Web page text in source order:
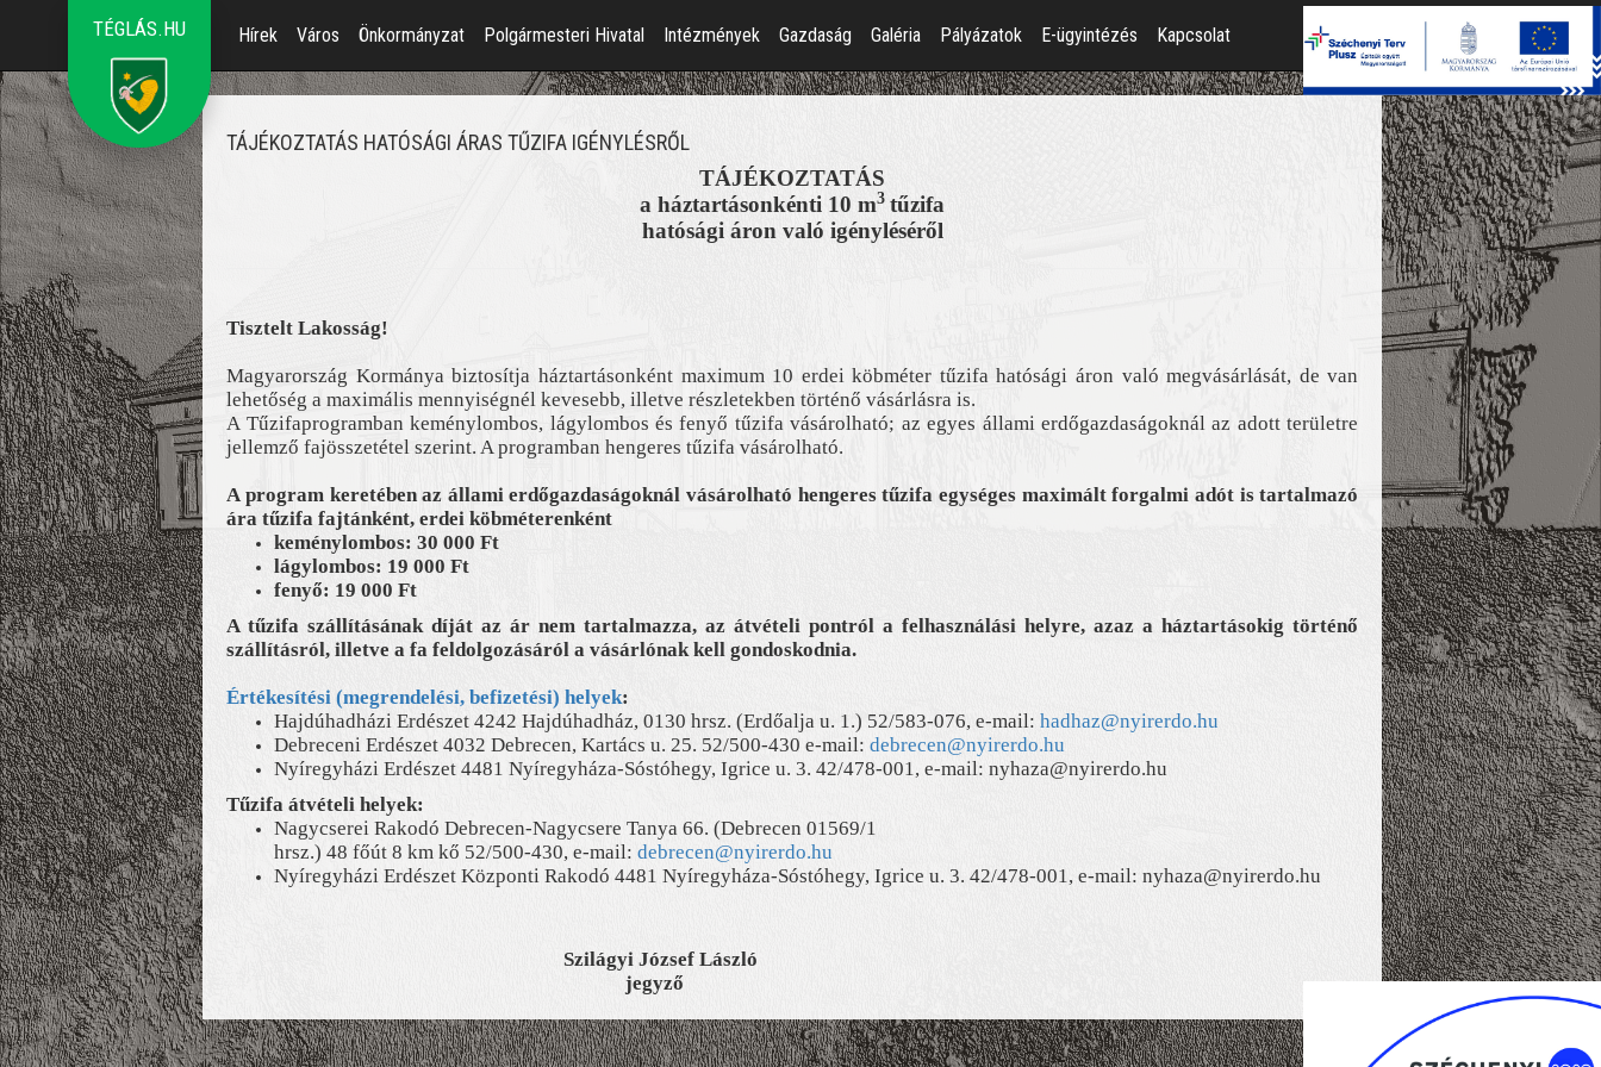
TÉGLÁS.HU Hírek Város Önkormányzat Polgármesteri Hivatal Intézmények Gazdaság Galéria Pályázatok E-ügyintézés Kapcsolat
TÁJÉKOZTATÁS HATÓSÁGI ÁRAS TŰZIFA IGÉNYLÉSRŐL
TÁJÉKOZTATÁS
a háztartásonkénti 10 m3tűzifa
hatósági áron való igényléséről
Tisztelt Lakosság!
Magyarország Kormánya biztosítja háztartásonként maximum 10 erdei köbméter tűzifa hatósági áron való megvásárlását, de van
lehetőség a maximális mennyiségnél kevesebb, illetve részletekben történő vásárlásra is.
A Tűzifaprogramban keménylombos, lágylombos és fenyő tűzifa vásárolható; az egyes állami erdőgazdaságoknál az adott területre
jellemző fajösszetétel szerint. A programban hengeres tűzifa vásárolható.
A program keretében az állami erdőgazdaságoknál vásárolható hengeres tűzifa egységes maximált forgalmi adót is tartalmazó
ára tűzifa fajtánként, erdei köbméterenként
keménylombos: 30 000 Ft
lágylombos: 19 000 Ft
fenyő: 19 000 Ft
A tűzifa szállításának díját az ár nem tartalmazza, az átvételi pontról a felhasználási helyre, azaz a háztartásokig történő
szállításról, illetve a fa feldolgozásáról a vásárlónak kell gondoskodnia.
Értékesítési (megrendelési, befizetési) helyek:
Hajdúhadházi Erdészet 4242 Hajdúhadház, 0130 hrsz. (Erdőalja u. 1.) 52/583-076, e-mail:hadhaz@nyirerdo.hu
Debreceni Erdészet 4032 Debrecen, Kartács u. 25. 52/500-430 e-mail:debrecen@nyirerdo.hu
Nyíregyházi Erdészet 4481 Nyíregyháza-Sóstóhegy, Igrice u. 3. 42/478-001, e-mail: nyhaza@nyirerdo.hu
Tűzifa átvételi helyek:
Nagycserei Rakodó Debrecen-Nagycsere Tanya 66. (Debrecen 01569/1
hrsz.) 48 főút 8 km kő 52/500-430, e-mail:debrecen@nyirerdo.hu
Nyíregyházi Erdészet Központi Rakodó 4481 Nyíregyháza-Sóstóhegy, Igrice u. 3. 42/478-001, e-mail: nyhaza@nyirerdo.hu
Szilágyi József László
jegyző